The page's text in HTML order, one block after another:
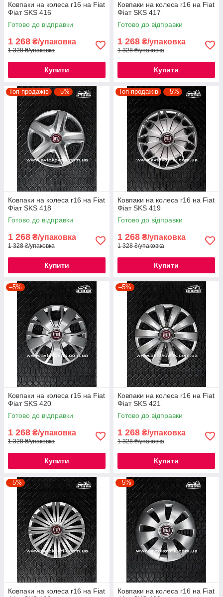
Ковпаки на колеса r16 на Fiat
Фіат SKS 416
Готово до відправки
1 268 ₴/упаковка
1 328 ₴/упаковка
Купити
Ковпаки на колеса r16 на Fiat
Фіат SKS 417
Готово до відправки
1 268 ₴/упаковка
1 328 ₴/упаковка
Купити
Топ продажів –5%
Ковпаки на колеса r16 на Fiat
Фіат SKS 418
Готово до відправки
1 268 ₴/упаковка
1 328 ₴/упаковка
Купити
Топ продажів –5%
Ковпаки на колеса r16 на Fiat
Фіат SKS 419
Готово до відправки
1 268 ₴/упаковка
1 328 ₴/упаковка
Купити
–5%
Ковпаки на колеса r16 на Fiat
Фіат SKS 420
Готово до відправки
1 268 ₴/упаковка
1 328 ₴/упаковка
Купити
–5%
Ковпаки на колеса r16 на Fiat
Фіат SKS 421
Готово до відправки
1 268 ₴/упаковка
1 328 ₴/упаковка
Купити
–5%
Ковпаки на колеса r16 на Fiat
–5%
Ковпаки на колеса r16 на Fiat